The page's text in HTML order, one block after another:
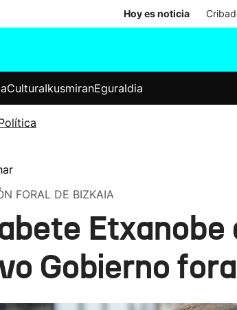
Hoy es noticia
Elecciones
CulturaIkusmiranEguraldia
FORAL DE BIZKAIA
Gobierno